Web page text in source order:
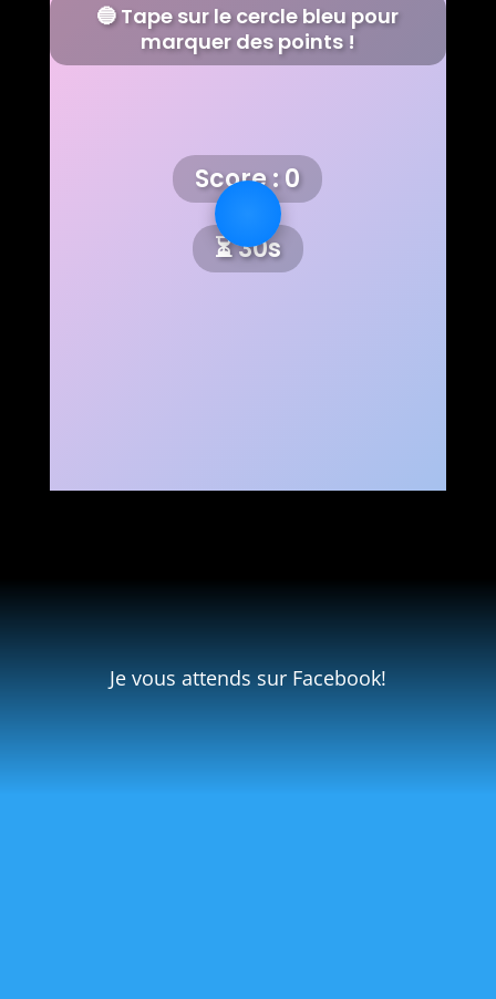
🔵 Tape sur le cercle bleu pour
marquer des points !
Score :0
⏳30s
Je vous attends sur Facebook!